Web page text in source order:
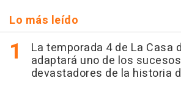
Lo más leído
La temporada 4 de La Casa
adaptará uno de los
devastadores de la historia